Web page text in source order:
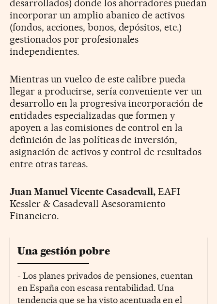
desarrollados) donde los ahorradores puedan
incorporar un amplio abanico de activos
(fondos, acciones, bonos, depósitos, etc.)
gestionados por profesionales
independientes.
Mientras un vuelco de este calibre pueda
llegar a producirse, sería conveniente ver un
desarrollo en la progresiva incorporación de
entidades especializadas que formen y
apoyen a las comisiones de control en la
definición de las políticas de inversión,
asignación de activos y control de resultados
entre otras tareas.
Juan Manuel Vicente Casadevall, EAFI
Kessler & Casadevall Asesoramiento
Financiero.
Una gestión pobre
- Los planes privados de pensiones, cuentan
en España con escasa rentabilidad. Una
tendencia que se ha visto acentuada en el